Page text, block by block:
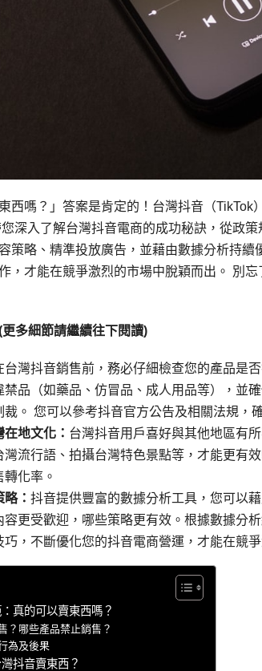
西嗎？」答案是肯定的！台灣抖音（TikTok
深入了解台灣抖音電商的成功秘訣，從政
策略、精準投放廣告，並藉由數據分析持續
，才能在競爭激烈的市場中脫穎而出。 別
多細節請繼續往下閱讀)
台灣抖音銷售前，務必仔細檢查您的產品是
禁品（如藥品、仿冒品、成人用品等），並
。 您可以參考抖音官方公告及相關法規，
地文化： 台灣抖音用戶喜好與其他地區有
流行語、拍攝台灣特色景點等，才能更有
化率。
： 抖音提供豐富的數據分析工具，您可以
更受歡迎，哪些策略更有效。根據數據分
，不斷優化您的抖音電商營運，才能在競
真的可以賣東西嗎？
？哪些產品禁止銷售？
為及後果
抖音賣東西？